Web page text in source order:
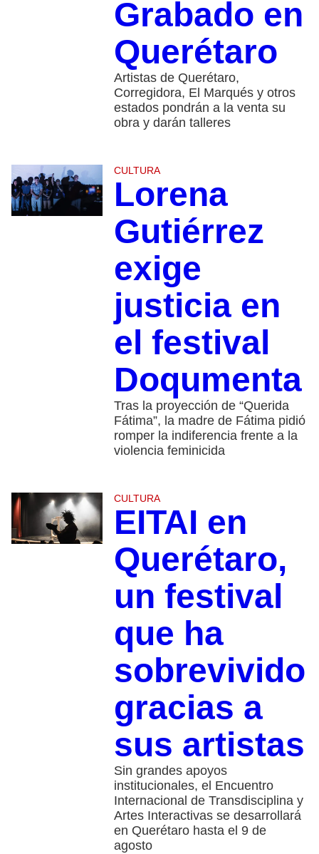
Grabado en
Querétaro
Artistas de Querétaro,
Corregidora, El Marqués y otros
estados pondrán a la venta su
obra y darán talleres
CULTURA
Lorena
Gutiérrez
exige
justicia en
el festival
Doqumenta
Tras la proyección de “Querida
Fátima”, la madre de Fátima pidió
romper la indiferencia frente a la
violencia feminicida
CULTURA
EITAI en
Querétaro,
un festival
que ha
sobrevivido
gracias a
sus artistas
Sin grandes apoyos
institucionales, el Encuentro
Internacional de Transdisciplina y
Artes Interactivas se desarrollará
en Querétaro hasta el 9 de
agosto